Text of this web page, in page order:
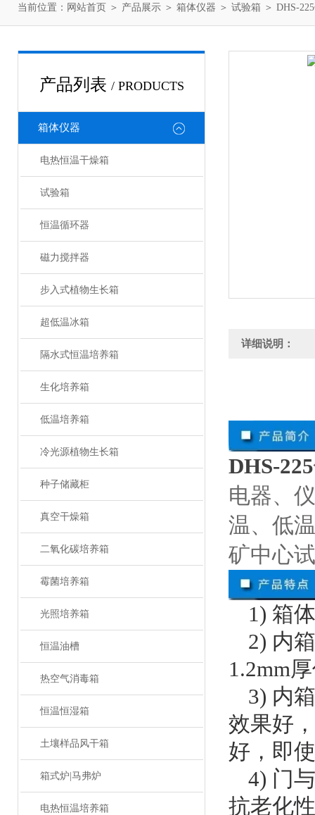
当前位置： 网站首页 ＞ 产品展示 ＞ 箱体仪器 ＞ 试验箱 ＞ DHS-
产品列表 / PRODUCTS
箱体仪器
电热恒温干燥箱
试验箱
恒温循环器
磁力搅拌器
步入式植物生长箱
超低温冰箱
隔水式恒温培养箱
生化培养箱
低温培养箱
冷光源植物生长箱
种子储藏柜
真空干燥箱
二氧化碳培养箱
霉菌培养箱
光照培养箱
恒温油槽
热空气消毒箱
恒温恒湿箱
土壤样品风干箱
箱式炉|马弗炉
电热恒温培养箱
详细说明：
DHS-225
电器、
温、低
矿中心
1) 箱
2) 内
1.2mm
3) 内
效果好
好，即
4) 门
抗老化